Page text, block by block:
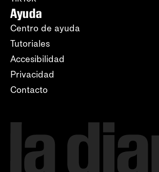
Ayuda
Centro de ayuda
Tutoriales
Accesibilidad
Privacidad
Contacto